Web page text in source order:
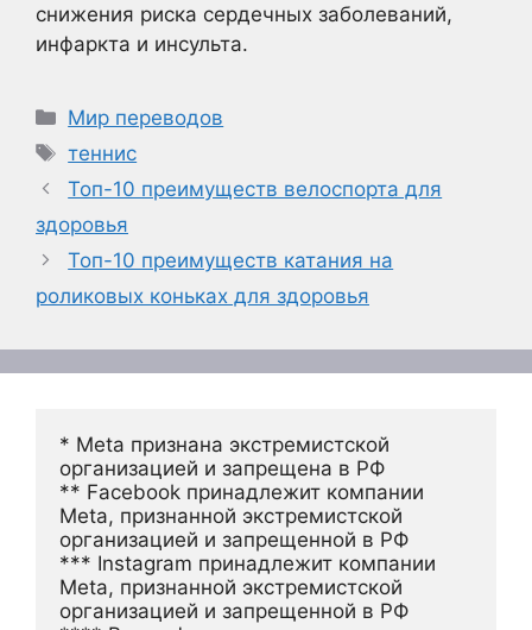
снижения риска сердечных заболеваний,
инфаркта и инсульта.
Рубрики
Мир переводов
Метки
теннис
Топ-10 преимуществ велоспорта для
здоровья
Топ-10 преимуществ катания на
роликовых коньках для здоровья
* Meta признана экстремистской
организацией и запрещена в РФ
** Facebook принадлежит компании
Meta, признанной экстремистской
организацией и запрещенной в РФ
*** Instagram принадлежит компании
Meta, признанной экстремистской
организацией и запрещенной в РФ